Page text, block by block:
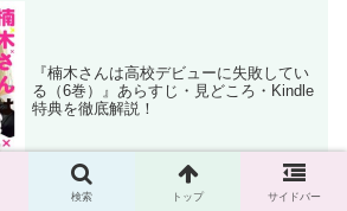
『楠木さんは高校デビューに失敗してい
る（6巻）』あらすじ・見どころ・Kindle
特典を徹底解説！
検索 トップ サイドバー